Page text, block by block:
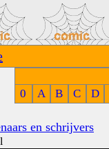
0 A B C D
en schrijvers